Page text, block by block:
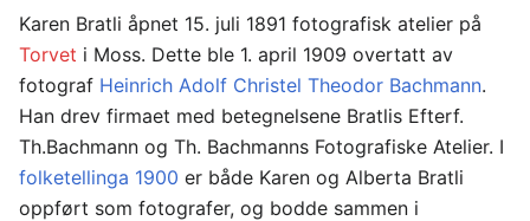
Karen Bratli åpnet 15. juli 1891 fotografisk atelier på
Torvet i Moss. Dette ble 1. april 1909 overtatt av
fotograf Heinrich Adolf Christel Theodor Bachmann.
Han drev firmaet med betegnelsene Bratlis Efterf.
Th.Bachmann og Th. Bachmanns Fotografiske Atelier. I
folketellinga 1900 er både Karen og Alberta Bratli
oppført som fotografer, og bodde sammen i